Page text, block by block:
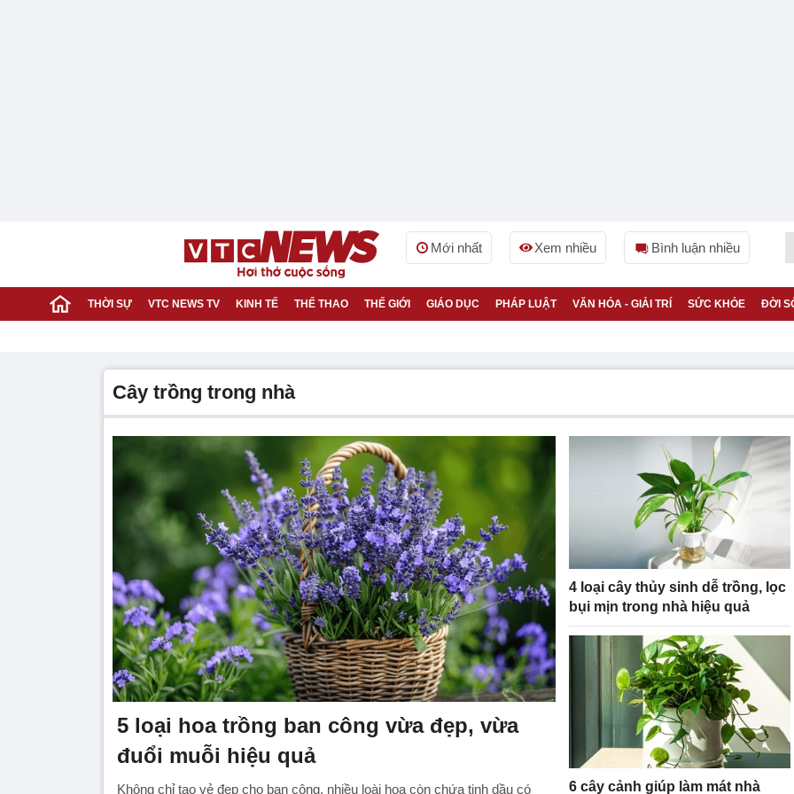
Mới nhất Xem nhiều Bình luận nhiều
THỜI SỰ VTC NEWS TV KINH TẾ THỂ THAO THẾ GIỚI GIÁO DỤC PHÁP LUẬT VĂN HÓA - GIẢI TRÍ SỨC KHỎE ĐỜI
cây trồng trong nhà
5 loại hoa trồng ban công vừa đẹp, vừa
đuổi muỗi hiệu quả
Không chỉ tạo vẻ đẹp cho ban công, nhiều loài hoa còn chứa tinh dầu có
4 loại cây thủy sinh dễ trồng, lọc
bụi mịn trong nhà hiệu quả
6 cây cảnh giúp làm mát nhà